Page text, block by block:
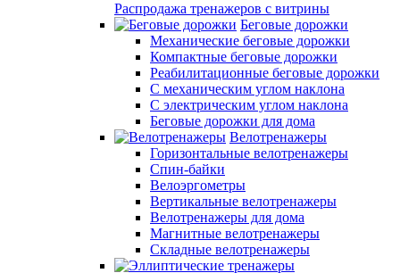
Распродажа тренажеров с витрины
Беговые дорожки
Механические беговые дорожки
Компактные беговые дорожки
Реабилитационные беговые дорожки
С механическим углом наклона
С электрическим углом наклона
Беговые дорожки для дома
Велотренажеры
Горизонтальные велотренажеры
Спин-байки
Велоэргометры
Вертикальные велотренажеры
Велотренажеры для дома
Магнитные велотренажеры
Складные велотренажеры